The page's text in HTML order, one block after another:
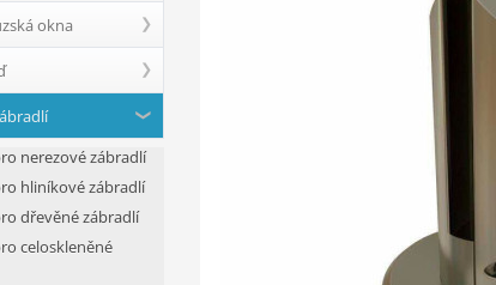
okna
nerezové zábradlí
hliníkové zábradlí
dřevěné zábradlí
celoskleněné